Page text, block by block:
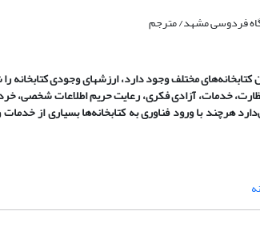
فردوسی مشهد/ مترجم
کتابخانه‌های مختلف وجود دارد، ارزشهای وجودی
خدمات، آزادی فکری، رعایت حریم اطلاعات شخصی،
هرچند با ورود فناوری به کتابخانه‌ها بسیاری از